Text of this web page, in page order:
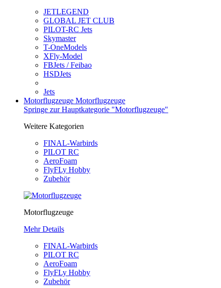
JETLEGEND
GLOBAL JET CLUB
PILOT-RC Jets
Skymaster
T-OneModels
XFly-Model
FBJets / Feibao
HSDJets
Jets
Motorflugzeuge Motorflugzeuge
Springe zur Hauptkategorie "Motorflugzeuge"
Weitere Kategorien
FINAL-Warbirds
PILOT RC
AeroFoam
FlyFLy Hobby
Zubehör
Motorflugzeuge
Mehr Details
FINAL-Warbirds
PILOT RC
AeroFoam
FlyFLy Hobby
Zubehör